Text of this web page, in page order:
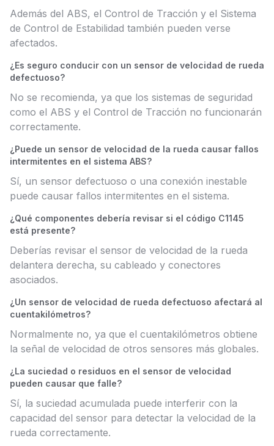
Además del ABS, el Control de Tracción y el Sistema
de Control de Estabilidad también pueden verse
afectados.
¿Es seguro conducir con un sensor de velocidad de rueda
defectuoso?
No se recomienda, ya que los sistemas de seguridad
como el ABS y el Control de Tracción no funcionarán
correctamente.
¿Puede un sensor de velocidad de la rueda causar fallos
intermitentes en el sistema ABS?
Sí, un sensor defectuoso o una conexión inestable
puede causar fallos intermitentes en el sistema.
¿Qué componentes debería revisar si el código C1145
está presente?
Deberías revisar el sensor de velocidad de la rueda
delantera derecha, su cableado y conectores
asociados.
¿Un sensor de velocidad de rueda defectuoso afectará al
cuentakilómetros?
Normalmente no, ya que el cuentakilómetros obtiene
la señal de velocidad de otros sensores más globales.
¿La suciedad o residuos en el sensor de velocidad
pueden causar que falle?
Sí, la suciedad acumulada puede interferir con la
capacidad del sensor para detectar la velocidad de la
rueda correctamente.